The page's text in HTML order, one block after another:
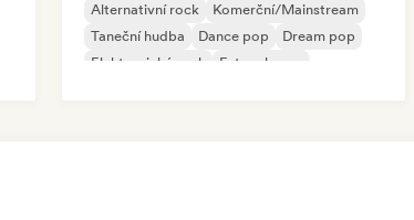
Alternativní rock
Komerční/Mainstream
Taneční hudba
Dance pop
Dream pop
Elektronický rock
Future house